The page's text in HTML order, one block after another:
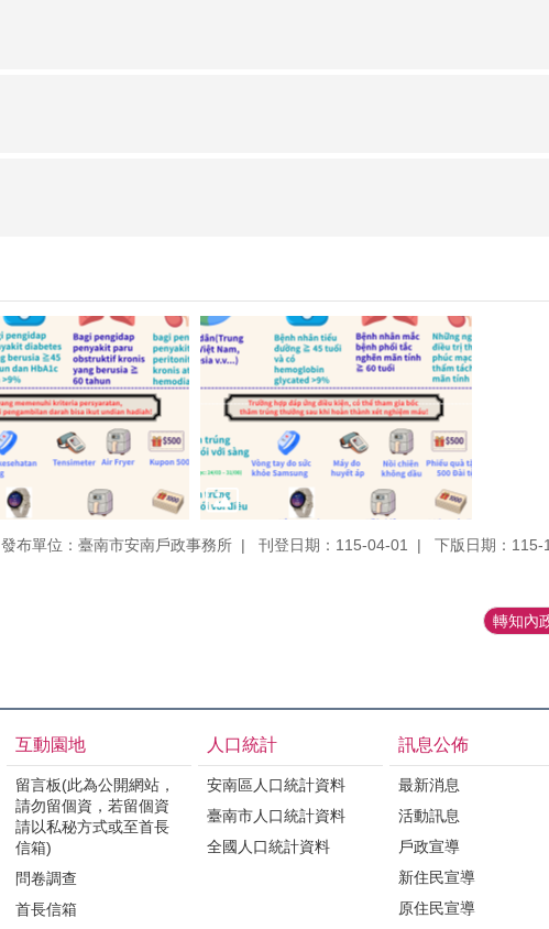
發布單位：臺南市安南戶政事務所 刊登日期：115-04-01 下版日期：115-
轉知內
互動園地
留言板(此為公開網站，
請勿留個資，若留個資
請以私秘方式或至首長
信箱)
問卷調查
首長信箱
人口統計
安南區人口統計資料
臺南市人口統計資料
全國人口統計資料
訊息公佈
最新消息
活動訊息
戶政宣導
新住民宣導
原住民宣導